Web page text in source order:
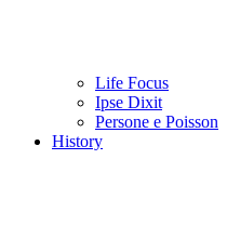
Life Focus
Ipse Dixit
Persone e Poisson
History